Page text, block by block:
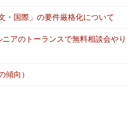
・国際」の要件厳格化について
アのトーランスで無料相談会やり
傾向）